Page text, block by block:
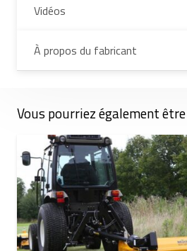
Vidéos
À propos du fabricant
Vous pourriez également